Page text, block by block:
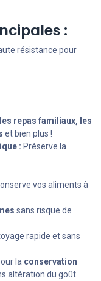
:
résistance pour
les repas familiaux, les
et bien plus !
: Préserve la
vos aliments à
sans risque de
rapide et sans
la conservation
altération du goût.